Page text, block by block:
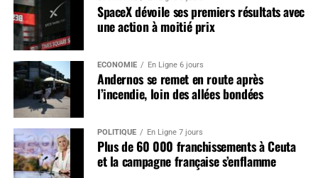
SpaceX dévoile ses premiers résultats avec
une action à moitié prix
ÉCONOMIE En Ligne 6 jours
Andernos se remet en route après
l’incendie, loin des allées bondées
POLITIQUE En Ligne 7 jours
Plus de 60 000 franchissements à Ceuta
et la campagne française s’enflamme